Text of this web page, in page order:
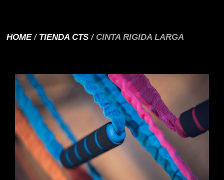
HOME/ TIENDA CTS / CINTA RIGIDA LARGA